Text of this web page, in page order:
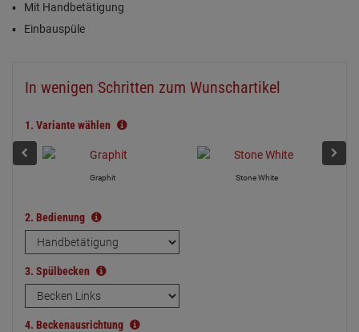
Mit Handbetätigung
Einbauspüle
In wenigen Schritten zum Wunschartikel
1. Variante wählen
Graphit Stone White
2. Bedienung
3. Spülbecken
4. Beckenausrichtung